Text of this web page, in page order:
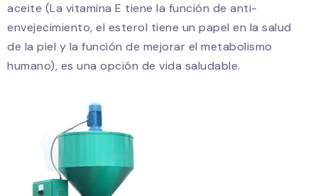
aceite (La vitamina E tiene la función de anti-
envejecimiento, el esterol tiene un papel en la salud
de la piel y la función de mejorar el metabolismo
humano), es una opción de vida saludable.